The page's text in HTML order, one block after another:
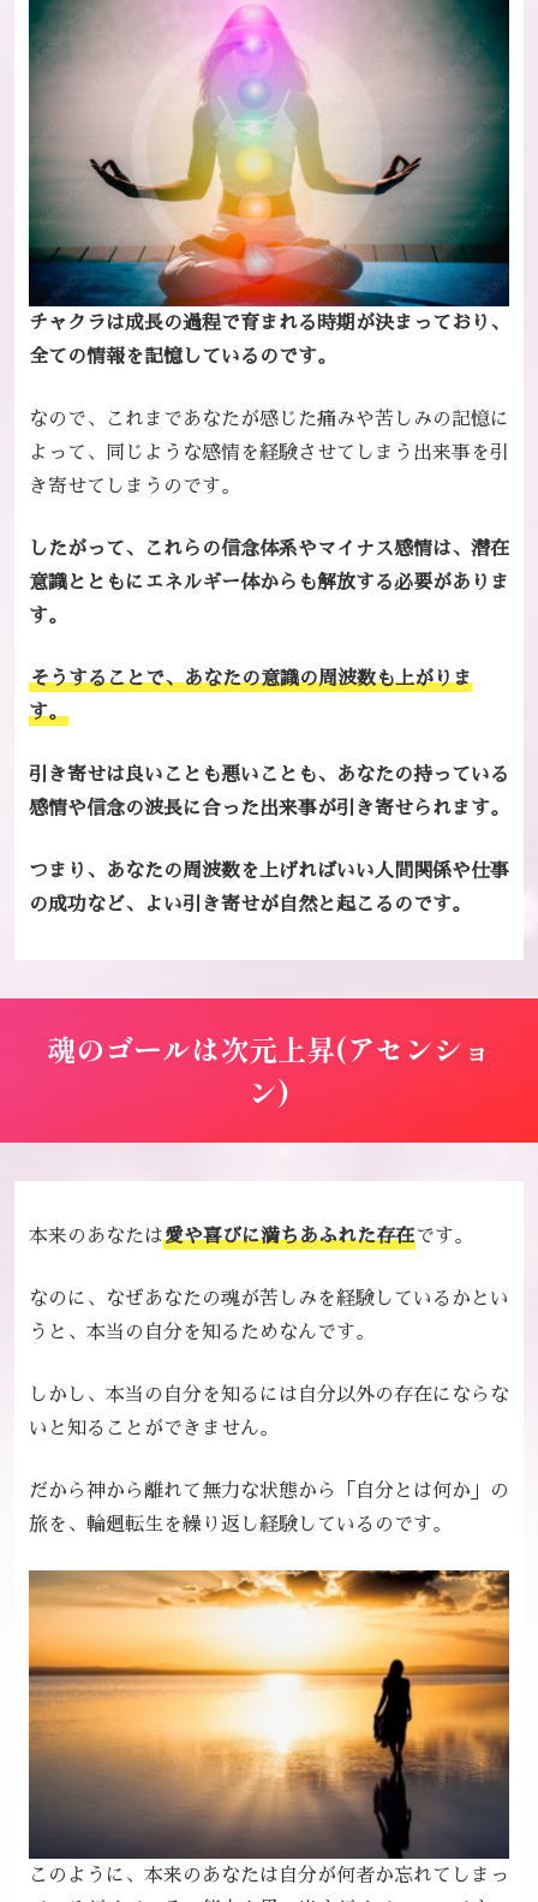
チャクラは成長の過程で育まれる時期が決まっており、
全ての情報を記憶しているのです。
なので、これまであなたが感じた痛みや苦しみの記憶に
よって、同じような感情を経験させてしまう出来事を引
き寄せてしまうのです。
したがって、これらの信念体系やマイナス感情は、潜在
意識とともにエネルギー体からも解放する必要がありま
す。
そうすることで、あなたの意識の周波数も上がりま
す。
引き寄せは良いことも悪いことも、あなたの持っている
感情や信念の波長に合った出来事が引き寄せられます。
つまり、あなたの周波数を上げればいい人間関係や仕事
の成功など、よい引き寄せが自然と起こるのです。
魂のゴールは次元上昇(アセンショ
ン)
本来のあなたは愛や喜びに満ちあふれた存在です。
なのに、なぜあなたの魂が苦しみを経験しているかとい
うと、本当の自分を知るためなんです。
しかし、本当の自分を知るには自分以外の存在にならな
いと知ることができません。
だから神から離れて無力な状態から「自分とは何か」の
旅を、輪廻転生を繰り返し経験しているのです。
このように、本来のあなたは自分が何者か忘れてしまっ